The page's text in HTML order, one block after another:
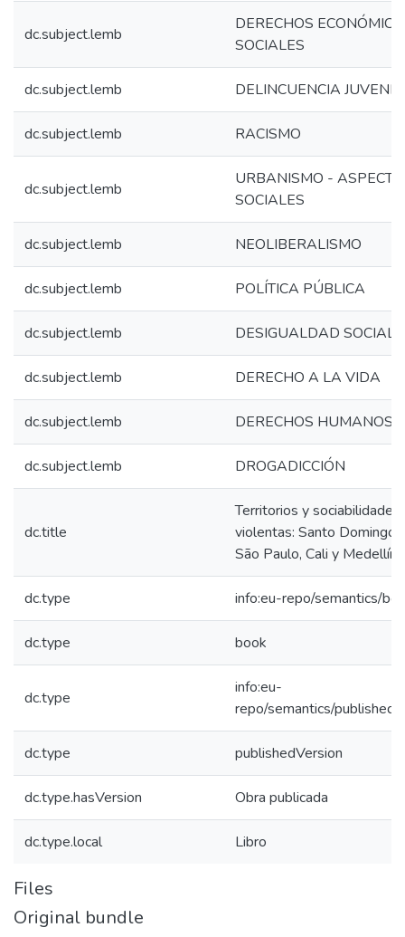
dc.subject.lemb
DERECHOS
SOCIALES
dc.subject.lemb DELINCUENCIA JUVENIL
dc.subject.lemb RACISMO
dc.subject.lemb
URBANISMO -
SOCIALES
dc.subject.lemb NEOLIBERALISMO
dc.subject.lemb POLÍTICA PÚBLICA
dc.subject.lemb DESIGUALDAD SOCIAL
dc.subject.lemb DERECHO A LA VIDA
dc.subject.lemb DERECHOS HUMANOS
dc.subject.lemb DROGADICCIÓN
dc.title
Territorios y sociabilidades
violentas: Santo Domingo,
São Paulo, Cali y Medellín
dc.type info:eu-repo/semantics/
dc.type book
dc.type
info:eu-
repo/semantics/
dc.type publishedVersion
dc.type.hasVersion Obra publicada
dc.type.local Libro
Files
Original bundle